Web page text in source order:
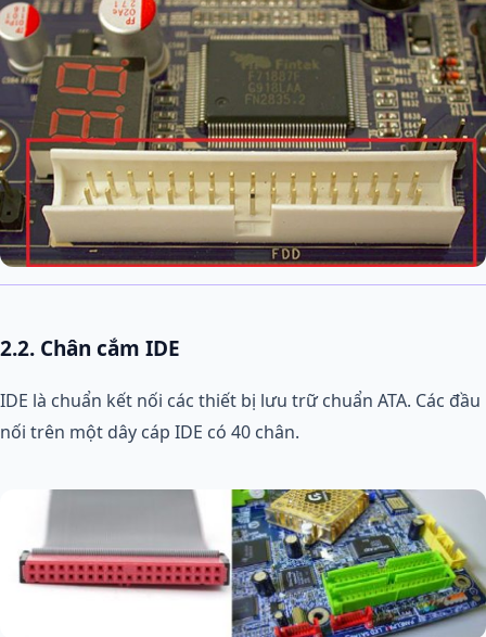
2.2. Chân cắm IDE
IDE là chuẩn kết nối các thiết bị lưu trữ chuẩn ATA. Các đầu
nối trên một dây cáp IDE có 40 chân.